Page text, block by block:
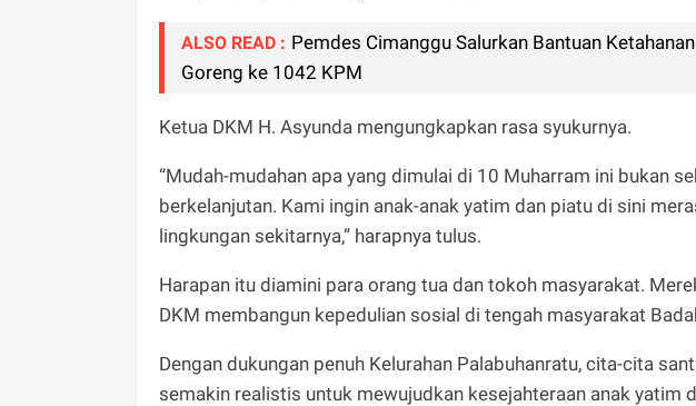
ALSO READ : Pemdes Cimanggu Salurkan Bantuan
Goreng ke 1042 KPM
Ketua DKM H. Asyunda mengungkapkan rasa syukurnya.
“Mudah-mudahan apa yang dimulai di 10 Muharram ini bukan
berkelanjutan. Kami ingin anak-anak yatim dan piatu di sini
lingkungan sekitarnya,” harapnya tulus.
Harapan itu diamini para orang tua dan tokoh masyarakat.
DKM membangun kepedulian sosial di tengah masyarakat
Dengan dukungan penuh Kelurahan Palabuhanratu, cita-cita
semakin realistis untuk mewujudkan kesejahteraan anak yatim